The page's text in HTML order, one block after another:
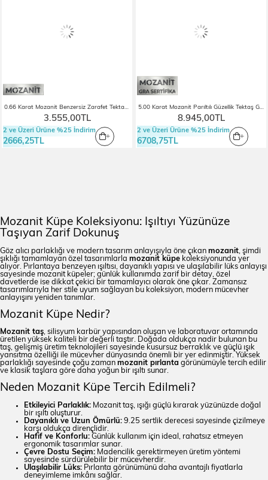
0.66 Karat Mozanit Benzersiz Zarafet Tektaş Gümüş Küpe
3.555,00TL
2 ve Üzeri Ürüne %25 İndirim
2666,25TL
5.00 Karat Mozanit Parıltılı Güzellik Tektaş Gümüş Küpe
8.945,00TL
2 ve Üzeri Ürüne %25 İndirim
6708,75TL
Mozanit Küpe Koleksiyonu: Işıltıyı Yüzünüze
Taşıyan Zarif Dokunuş
Göz alıcı parlaklığı ve modern tasarım anlayışıyla öne çıkan mozanit, şimdi
şıklığı tamamlayan özel tasarımlarla mozanit küpe koleksiyonunda yer
alıyor. Pırlantaya benzeyen ışıltısı, dayanıklı yapısı ve ulaşılabilir lüks anlayışı
sayesinde mozanit küpeler; günlük kullanımda zarif bir detay, özel
davetlerde ise dikkat çekici bir tamamlayıcı olarak öne çıkar. Zamansız
tasarımlarıyla her stile uyum sağlayan bu koleksiyon, modern mücevher
anlayışını yeniden tanımlar.
Mozanit Küpe Nedir?
Mozanit taş, silisyum karbür yapısından oluşan ve laboratuvar ortamında
üretilen yüksek kaliteli bir değerli taştır. Doğada oldukça nadir bulunan bu
taş, gelişmiş üretim teknolojileri sayesinde kusursuz berraklık ve güçlü ışık
yansıtma özelliği ile mücevher dünyasında önemli bir yer edinmiştir. Yüksek
parlaklığı sayesinde çoğu zaman mozanit pırlanta görünümüyle tercih edilir
ve klasik taşlara göre daha yoğun bir ışıltı sunar.
Neden Mozanit Küpe Tercih Edilmeli?
Etkileyici Parlaklık: Mozanit taş, ışığı güçlü kırarak yüzünüzde doğal
bir ışıltı oluşturur.
Dayanıklı ve Uzun Ömürlü: 9.25 sertlik derecesi sayesinde çizilmeye
karşı oldukça dirençlidir.
Hafif ve Konforlu: Günlük kullanım için ideal, rahatsız etmeyen
ergonomik tasarımlar sunar.
Çevre Dostu Seçim: Madencilik gerektirmeyen üretim yöntemi
sayesinde sürdürülebilir bir mücevherdir.
Ulaşılabilir Lüks: Pırlanta görünümünü daha avantajlı fiyatlarla
deneyimleme imkânı sağlar.